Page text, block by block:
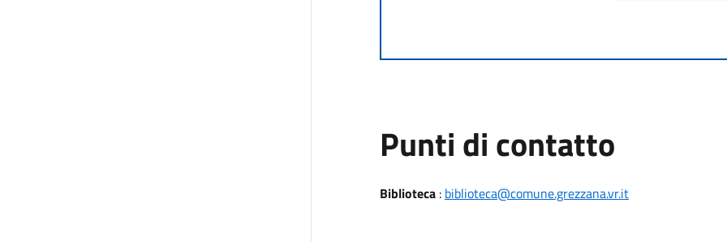
Punti di contatto
Biblioteca: biblioteca@comune.grezzana.vr.it